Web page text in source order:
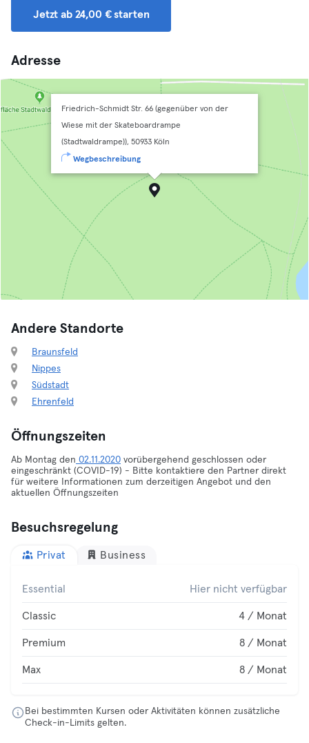
Jetzt ab 24,00 € starten
Adresse
Friedrich-Schmidt Str. 66 (gegenüber von der
Wiese mit der Skateboardrampe
(Stadtwaldrampe)), 50933 Köln
Wegbeschreibung
Andere Standorte
Braunsfeld
Nippes
Südstadt
Ehrenfeld
Öffnungszeiten
Ab Montag den 02.11.2020 vorübergehend geschlossen oder
eingeschränkt (COVID-19) - Bitte kontaktiere den Partner direkt
für weitere Informationen zum derzeitigen Angebot und den
aktuellen Öffnungszeiten
Besuchsregelung
Privat Business
Essential Hier nicht verfügbar
Classic 4 / Monat
Premium 8 / Monat
Max 8 / Monat
Bei bestimmten Kursen oder Aktivitäten können zusätzliche
Check-in-Limits gelten.